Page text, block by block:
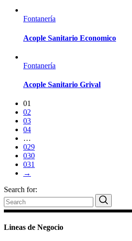
Fontanería
Acople Sanitario Economico
Fontanería
Acople Sanitario Grival
01
02
03
04
…
029
030
031
→
Search for:
Lineas de Negocio